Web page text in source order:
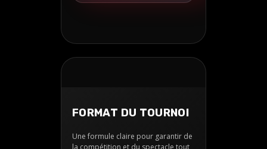
FORMAT DU TOURNOI
Une formule claire pour garantir de
la compétition et du spectacle tout